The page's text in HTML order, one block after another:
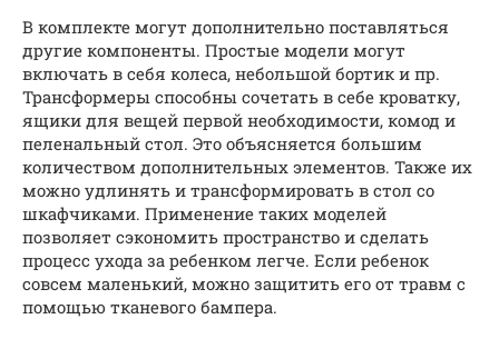
В комплекте могут дополнительно поставляться
другие компоненты. Простые модели могут
включать в себя колеса, небольшой бортик и пр.
Трансформеры способны сочетать в себе кроватку,
ящики для вещей первой необходимости, комод и
пеленальный стол. Это объясняется большим
количеством дополнительных элементов. Также их
можно удлинять и трансформировать в стол со
шкафчиками. Применение таких моделей
позволяет сэкономить пространство и сделать
процесс ухода за ребенком легче. Если ребенок
совсем маленький, можно защитить его от травм с
помощью тканевого бампера.